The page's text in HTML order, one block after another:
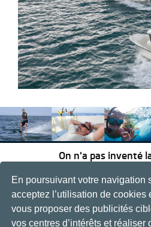
En poursuivant votre navigation
acceptez l’utilisation de cookies
vous proposer des publicités
vos centres d’intérêts et réaliser
On n'a pas inventé
|
|
Plan du site- Site réalisé par